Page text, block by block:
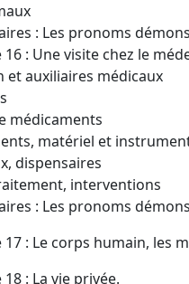
: Les pronoms
: Une visite chez le
et auxiliaires médicaux
médicaments
matériel et
dispensaires
interventions
: Les pronoms
: Le corps humain, les
: La vie privée.